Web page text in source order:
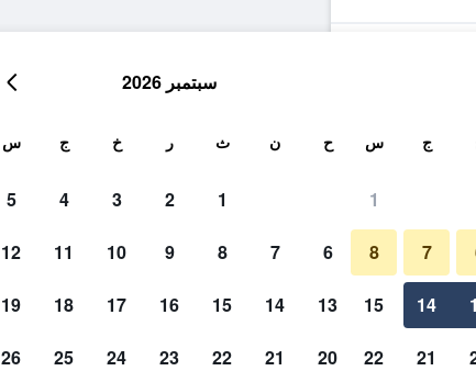
عرض الأسعار
ج س
1
7
8
14
15
21
22
سبتمبر 2026
ح ن ث ر خ ج س
1
2
3
4
5
6
7
8
9
10
11
12
13
14
15
16
17
18
19
20
21
22
23
24
25
26